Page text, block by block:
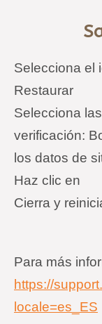
Selecciona el
Restaurar
Selecciona
verificación:
los datos de
Haz clic en
Cierra y
Para más
https://
locale=es_ES